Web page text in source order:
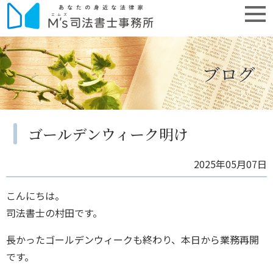
ブログ
ゴールデンウィーク明け
2025年05月07日
こんにちは。
司法書士の村田です。
長かったゴールデンウィークも終わり、本日から業務再開
です。